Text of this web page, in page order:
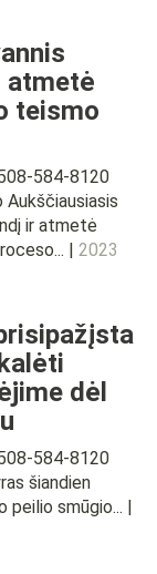
atmetė
teismo
584-8120
Aukščiausiasis
ir atmetė
| 2023
dėl
584-8120
šiandien
peilio smūgio... |